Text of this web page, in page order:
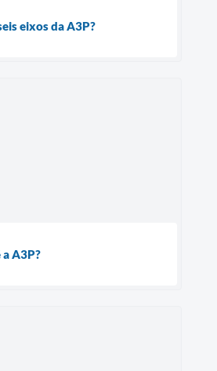
eixos da A3P?
a A3P?